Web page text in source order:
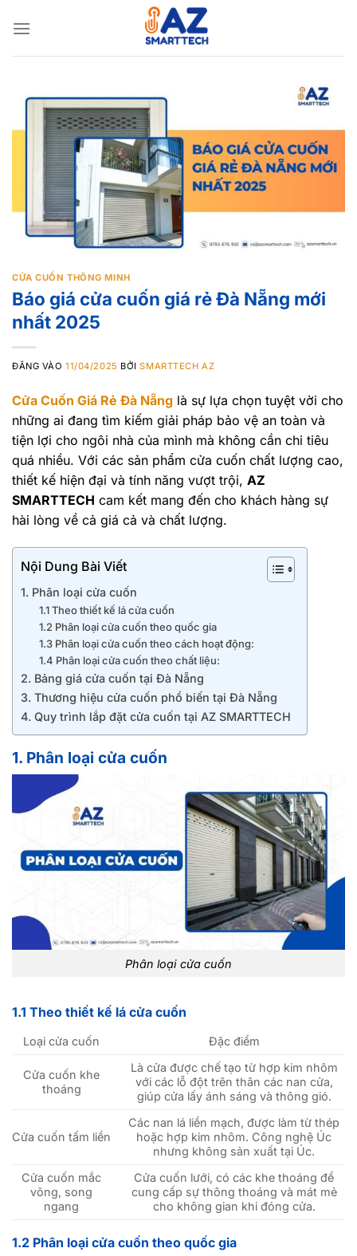
qua
CỬA CUỐN THÔNG MINH
Báo giá cửa cuốn giá rẻ Đà Nẵng mới
nhất 2025
ĐĂNG VÀO11/04/2025 BỞISMARTTECH AZ
Cửa Cuốn Giá Rẻ Đà Nẵng là sự lựa chọn tuyệt vời cho
những ai đang tìm kiếm giải pháp bảo vệ an toàn và
tiện lợi cho ngôi nhà của mình mà không cần chi tiêu
quá nhiều. Với các sản phẩm cửa cuốn chất lượng cao,
thiết kế hiện đại và tính năng vượt trội, AZ
SMARTTECH cam kết mang đến cho khách hàng sự
hài lòng về cả giá cả và chất lượng.
Nội Dung Bài Viết
1. Phân loại cửa cuốn
1.1 Theo thiết kế lá cửa cuốn
1.2 Phân loại cửa cuốn theo quốc gia
1.3 Phân loại cửa cuốn theo cách hoạt động:
1.4 Phân loại cửa cuốn theo chất liệu:
2. Bảng giá cửa cuốn tại Đà Nẵng
3. Thương hiệu cửa cuốn phổ biến tại Đà Nẵng
4. Quy trình lắp đặt cửa cuốn tại AZ SMARTTECH
1. Phân loại cửa cuốn
Phân loại cửa cuốn
1.1 Theo thiết kế lá cửa cuốn
Loại cửa cuốn Đặc điểm
Cửa cuốn khe
thoáng
Là cửa được chế tạo từ hợp kim nhôm
với các lỗ đột trên thân các nan cửa,
giúp cửa lấy ánh sáng và thông gió.
Cửa cuốn tấm liền
Các nan lá liền mạch, được làm từ thép
hoặc hợp kim nhôm. Công nghệ Úc
nhưng không sản xuất tại Úc.
Cửa cuốn mắc
võng, song
ngang
Cửa cuốn lưới, có các khe thoáng để
cung cấp sự thông thoáng và mát mẻ
cho không gian khi đóng cửa.
1.2 Phân loại cửa cuốn theo quốc gia